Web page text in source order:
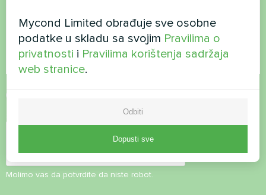
Molimo vas da potvrdite da niste robot.
Mycond Limited obrađuje sve osobne
podatke u skladu sa svojim Pravilima o
privatnosti i Pravilima korištenja sadržaja
web stranice.
Odbiti
Dopusti sve